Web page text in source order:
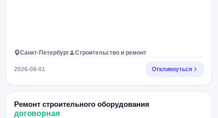
Санкт-Петербург Строительство и ремонт
2026-08-01 Откликнуться
Ремонт строительного оборудования
договорная